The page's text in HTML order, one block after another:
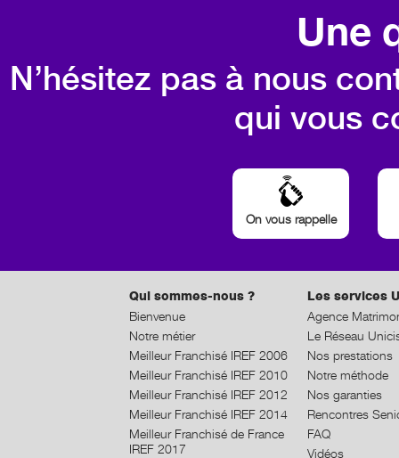
Une
N’hésitez pas à nous
qui vous
On vous rappelle
Qui sommes-nous ?
Bienvenue
Notre métier
Meilleur Franchisé IREF 2006
Meilleur Franchisé IREF 2010
Meilleur Franchisé IREF 2012
Meilleur Franchisé IREF 2014
Meilleur Franchisé de France
IREF 2017
Les services
Agence
Le Réseau
Nos prestations
Notre méthode
Nos garanties
Rencontres
FAQ
Vidéos